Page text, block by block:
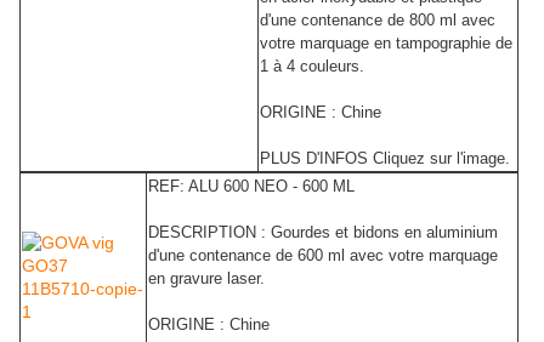
d'une contenance de 800 ml avec
votre marquage en tampographie de
1 à 4 couleurs.
ORIGINE : Chine
PLUS D'INFOS Cliquez sur l'image.
REF: ALU 600 NEO - 600 ML
DESCRIPTION : Gourdes et bidons en aluminium
d'une contenance de 600 ml avec votre marquage
en gravure laser.
ORIGINE : Chine